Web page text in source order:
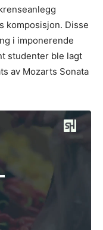
komposisjon. Disse
i imponerende
studenter ble lagt
av Mozarts Sonata